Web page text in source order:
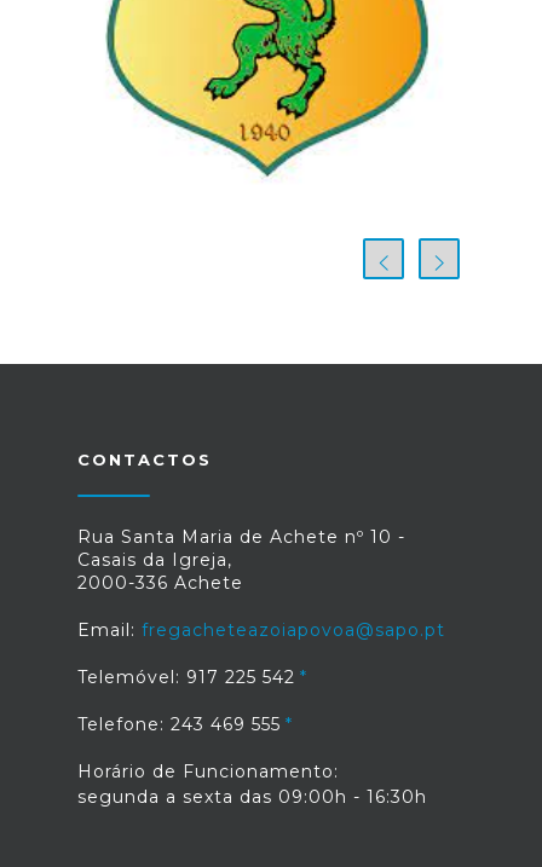
CONTACTOS
Rua Santa Maria de Achete nº 10 -
Casais da Igreja,
2000-336 Achete
Email: fregacheteazoiapovoa@sapo.pt
Telemóvel: 917 225 542
Telefone: 243 469 555
Horário de Funcionamento:
segunda a sexta das 09:00h - 16:30h